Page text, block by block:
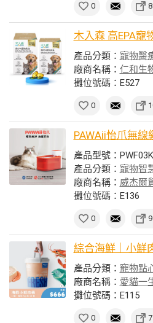
0
木入森 高EPA寵
產品分類： 寵物醫
廠商名稱： 仁和生
攤位號碼：E527
0
PAWAii怡爪無
產品型號：
產品分類： 寵物智
廠商名稱： 威杰爾
攤位號碼：E136
0
綜合海鮮｜小鮮
產品分類： 寵物點
廠商名稱： 愛貓一
攤位號碼：E115
0